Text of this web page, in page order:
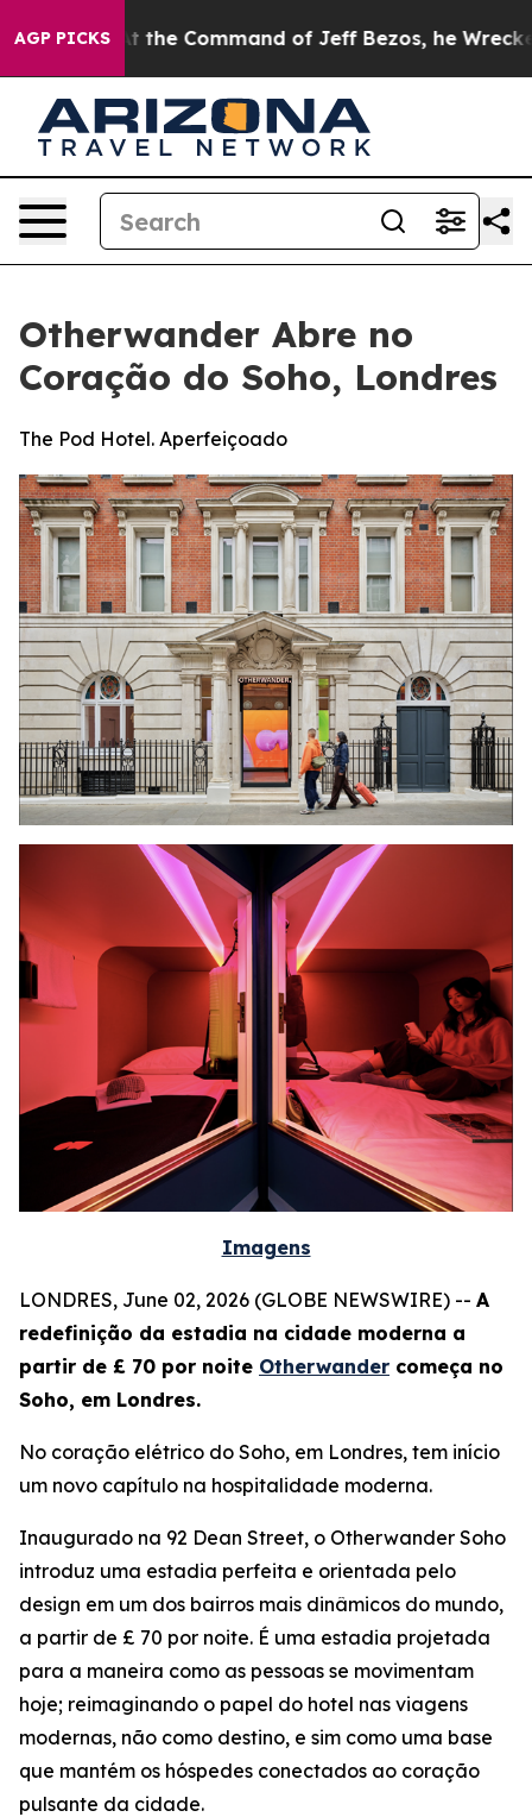
AGP PICKS
At the Command of Jeff Bezos, he Wrecked the
Otherwander Abre no
Coração do Soho, Londres
The Pod Hotel. Aperfeiçoado
Imagens
LONDRES, June 02, 2026 (GLOBE NEWSWIRE) -- A
redefinição da estadia na cidade moderna a
partir de £ 70 por noite Otherwander começa no
Soho, em Londres.
No coração elétrico do Soho, em Londres, tem início
um novo capítulo na hospitalidade moderna.
Inaugurado na 92 Dean Street, o Otherwander Soho
introduz uma estadia perfeita e orientada pelo
design em um dos bairros mais dinâmicos do mundo,
a partir de £ 70 por noite. É uma estadia projetada
para a maneira como as pessoas se movimentam
hoje; reimaginando o papel do hotel nas viagens
modernas, não como destino, e sim como uma base
que mantém os hóspedes conectados ao coração
pulsante da cidade.